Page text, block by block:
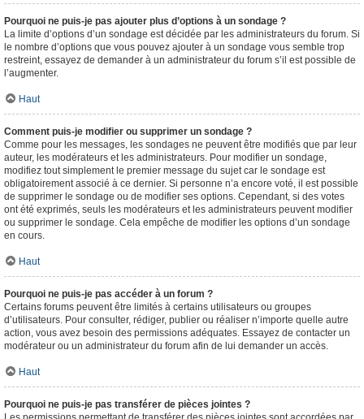
Pourquoi ne puis-je pas ajouter plus d’options à un sondage ?
La limite d’options d’un sondage est décidée par les administrateurs du forum. Si
le nombre d’options que vous pouvez ajouter à un sondage vous semble trop
restreint, essayez de demander à un administrateur du forum s’il est possible de
l’augmenter.
Haut
Comment puis-je modifier ou supprimer un sondage ?
Comme pour les messages, les sondages ne peuvent être modifiés que par leur
auteur, les modérateurs et les administrateurs. Pour modifier un sondage,
modifiez tout simplement le premier message du sujet car le sondage est
obligatoirement associé à ce dernier. Si personne n’a encore voté, il est possible
de supprimer le sondage ou de modifier ses options. Cependant, si des votes
ont été exprimés, seuls les modérateurs et les administrateurs peuvent modifier
ou supprimer le sondage. Cela empêche de modifier les options d’un sondage
en cours.
Haut
Pourquoi ne puis-je pas accéder à un forum ?
Certains forums peuvent être limités à certains utilisateurs ou groupes
d’utilisateurs. Pour consulter, rédiger, publier ou réaliser n’importe quelle autre
action, vous avez besoin des permissions adéquates. Essayez de contacter un
modérateur ou un administrateur du forum afin de lui demander un accès.
Haut
Pourquoi ne puis-je pas transférer de pièces jointes ?